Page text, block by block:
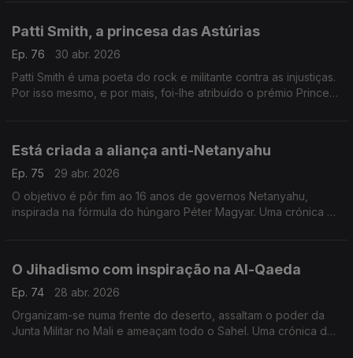
Patti Smith, a princesa das Astúrias
Ep. 76
30 abr. 2026
Patti Smith é uma poeta do rock e militante contra as injustiças.
Por isso mesmo, e por mais, foi-lhe atribuído o prémio Princesa
Está criada a aliança anti-Netanyahu
Ep. 75
29 abr. 2026
O objetivo é pôr fim ao 16 anos de governos Netanyahu,
inspirada na fórmula do húngaro Péter Magyar. Uma crónica de
O Jihadismo com inspiração na Al-Qaeda
Ep. 74
28 abr. 2026
Organizam-se numa frente do deserto, assaltam o poder da
Junta Militar no Mali e ameaçam todo o Sahel. Uma crónica de